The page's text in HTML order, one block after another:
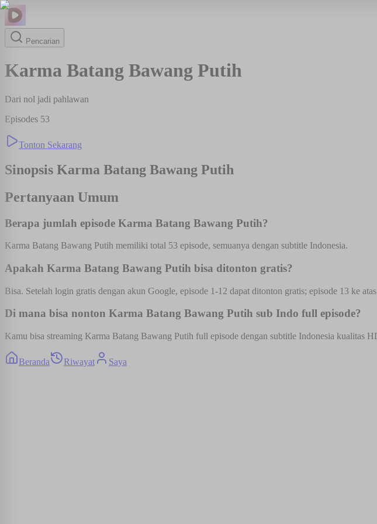
Pencarian
Karma Batang Bawang Putih
Dari nol jadi pahlawan
Episodes 53
Tonton Sekarang
Sinopsis Karma Batang Bawang Putih
Pertanyaan Umum
Berapa jumlah episode Karma Batang Bawang Putih?
Karma Batang Bawang Putih memiliki total 53 episode, semuanya dengan subtitle Indonesia.
Apakah Karma Batang Bawang Putih bisa ditonton gratis?
Bisa. Setelah login gratis dengan akun Google, episode 1-12 dapat ditonton gratis; episode 13 ke
Di mana bisa nonton Karma Batang Bawang Putih sub Indo full episode?
Kamu bisa streaming Karma Batang Bawang Putih full episode dengan subtitle Indonesia kualitas
Beranda Riwayat Saya